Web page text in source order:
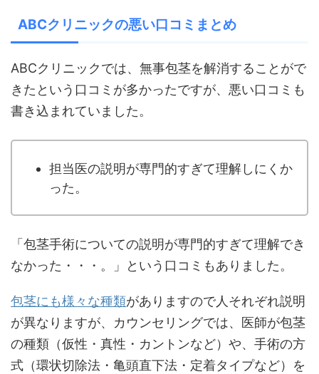
ABCクリニックの悪い口コミまとめ
ABCクリニックでは、無事包茎を解消することがで
きたという口コミが多かったですが、悪い口コミも
書き込まれていました。
担当医の説明が専門的すぎて理解しにくか
った。
「包茎手術についての説明が専門的すぎて理解でき
なかった・・・。」という口コミもありました。
包茎にも様々な種類がありますので人それぞれ説明
が異なりますが、カウンセリングでは、医師が包茎
の種類（仮性・真性・カントンなど）や、手術の方
式（環状切除法・亀頭直下法・定着タイプなど）を